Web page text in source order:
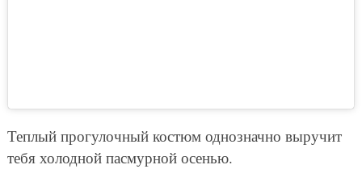
Теплый прогулочный костюм однозначно выручит
тебя холодной пасмурной осенью.